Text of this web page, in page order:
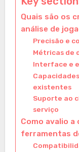
Quais são os
análise de
Precisão e
Métricas de
Interface e
existentes
Suporte ao
serviço
Como avalio
ferramentas